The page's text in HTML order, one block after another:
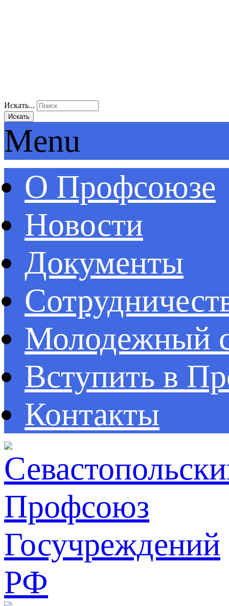
Искать...
Искать
Menu
О Профсоюзе
Новости
Документы
Молодежный
Вступить в
Контакты